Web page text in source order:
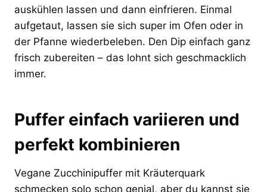
auskühlen lassen und dann einfrieren. Einmal
aufgetaut, lassen sie sich super im Ofen oder in
der Pfanne wiederbeleben. Den Dip einfach ganz
frisch zubereiten – das lohnt sich geschmacklich
immer.
Puffer einfach variieren und
perfekt kombinieren
Vegane Zucchinipuffer mit Kräuterquark
schmecken solo schon genial, aber du kannst sie